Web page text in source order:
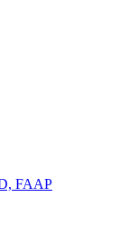
FAAP